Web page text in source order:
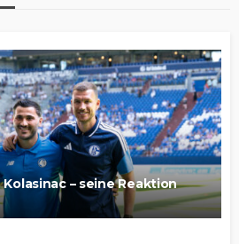
– seine Reaktion